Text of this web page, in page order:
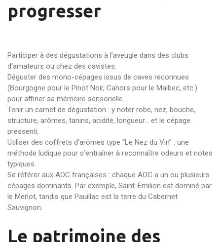
progresser
Participer à des dégustations à l’aveugle dans des clubs
d’amateurs ou chez des cavistes.
Déguster des mono-cépages issus de caves reconnues
(Bourgogne pour le Pinot Noir, Cahors pour le Malbec, etc.)
pour affiner sa mémoire sensorielle.
Tenir un carnet de dégustation : y noter robe, nez, bouche,
structure, arômes, tanins, acidité, longueur... et le cépage
pressenti.
Utiliser des coffrets d’arômes type “Le Nez du Vin” : une
méthode ludique pour s’entraîner à reconnaître odeurs et notes
typiques.
Se référer aux AOC françaises : chaque AOC a un ou plusieurs
cépages dominants. Par exemple, Saint-Émilion est dominé par
le Merlot, tandis que Pauillac est la terre du Cabernet
Sauvignon.
Le patrimoine des